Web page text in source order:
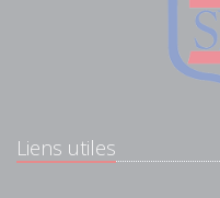
Liens utiles